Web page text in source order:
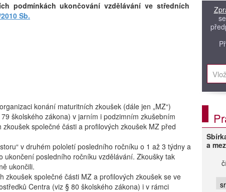
podmínkách ukončování vzdělávání ve středních
Sb.
konání maturitních zkoušek (dále jen „MZ“)
školského zákona) v jarním i podzimním zkušebním
společné části a profilových zkoušek MZ před
v druhém pololetí posledního ročníku o 1 až 3 týdny a
ukončení posledního ročníku vzdělávání. Zkoušky tak
ukončili.
společné části MZ a profilových zkoušek se ve
Centra (viz § 80 školského zákona) i v rámci
a